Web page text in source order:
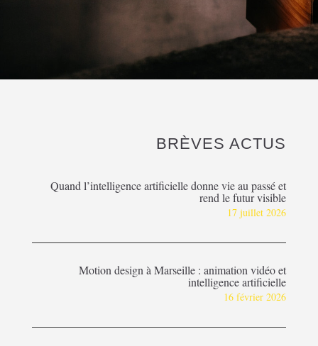
BRÈVES ACTUS
Quand l’intelligence artificielle donne vie au passé et
rend le futur visible
17 juillet 2026
Motion design à Marseille : animation vidéo et
intelligence artificielle
16 février 2026